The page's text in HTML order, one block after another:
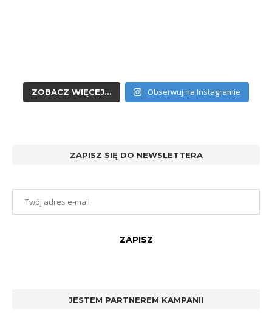
ZOBACZ WIĘCEJ... Obserwuj na Instagramie
ZAPISZ SIĘ DO NEWSLETTERA
JESTEM PARTNEREM KAMPANII